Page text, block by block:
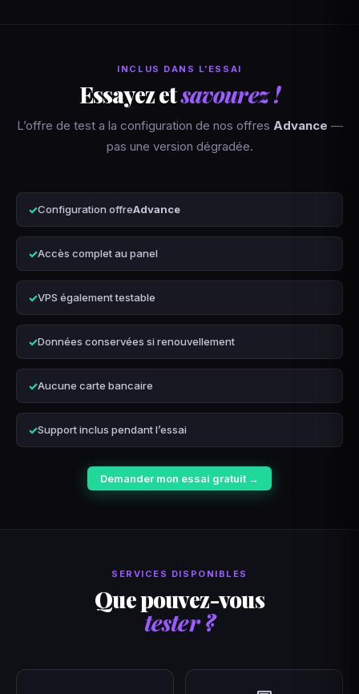
INCLUS DANS L’ESSAI
Essayez etsavourez !
L’offre de test a la configuration de nos offres Advance —
pas une version dégradée.
Configuration offreAdvance
Accès complet au panel
VPS également testable
Données conservées si renouvellement
Aucune carte bancaire
Support inclus pendant l’essai
Demander mon essai gratuit →
SERVICES DISPONIBLES
Que pouvez-vous
tester ?